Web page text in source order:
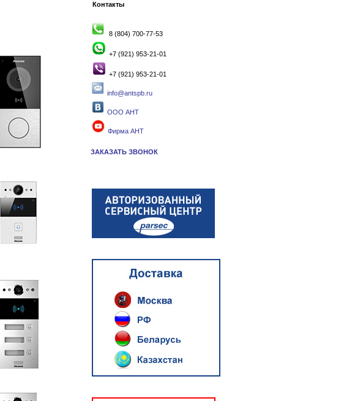
Контакты
8 (804) 700-77-53
+7 (921) 953-21-01
+7 (921) 953-21-01
info@antspb.ru
ООО АНТ
Фирма АНТ
ЗАКАЗАТЬ ЗВОНОК